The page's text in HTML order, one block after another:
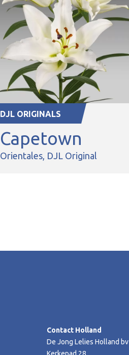
DJL ORIGINALS
Capetown
Orientales DJL Original
Contact Holland
De Jong Lelies Holland bv